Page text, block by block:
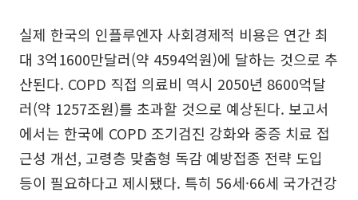
실제 한국의 인플루엔자 사회경제적 비용은 연간 최
대 3억1600만달러(약 4594억원)에 달하는 것으로 추
산된다. COPD 직접 의료비 역시 2050년 8600억달
러(약 1257조원)를 초과할 것으로 예상된다. 보고서
에서는 한국에 COPD 조기검진 강화와 중증 치료 접
근성 개선, 고령층 맞춤형 독감 예방접종 전략 도입
등이 필요하다고 제시됐다. 특히 56세·66세 국가건강